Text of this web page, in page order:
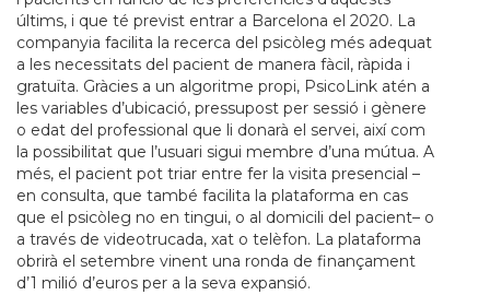
últims, i que té previst entrar a Barcelona el 2020. La
companyia facilita la recerca del psicòleg més adequat
a les necessitats del pacient de manera fàcil, ràpida i
gratuïta. Gràcies a un algoritme propi, PsicoLink atén a
les variables d’ubicació, pressupost per sessió i gènere
o edat del professional que li donarà el servei, així com
la possibilitat que l’usuari sigui membre d’una mútua. A
més, el pacient pot triar entre fer la visita presencial –
en consulta, que també facilita la plataforma en cas
que el psicòleg no en tingui, o al domicili del pacient– o
a través de videotrucada, xat o telèfon. La plataforma
obrirà el setembre vinent una ronda de finançament
d’1 milió d’euros per a la seva expansió.